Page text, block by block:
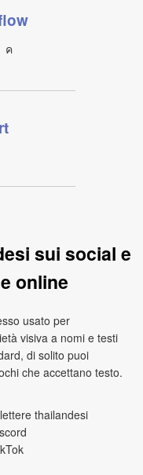
ค
sui social e
online
usato per
visiva a nomi e testi
di solito puoi
che accettano testo.
thailandesi